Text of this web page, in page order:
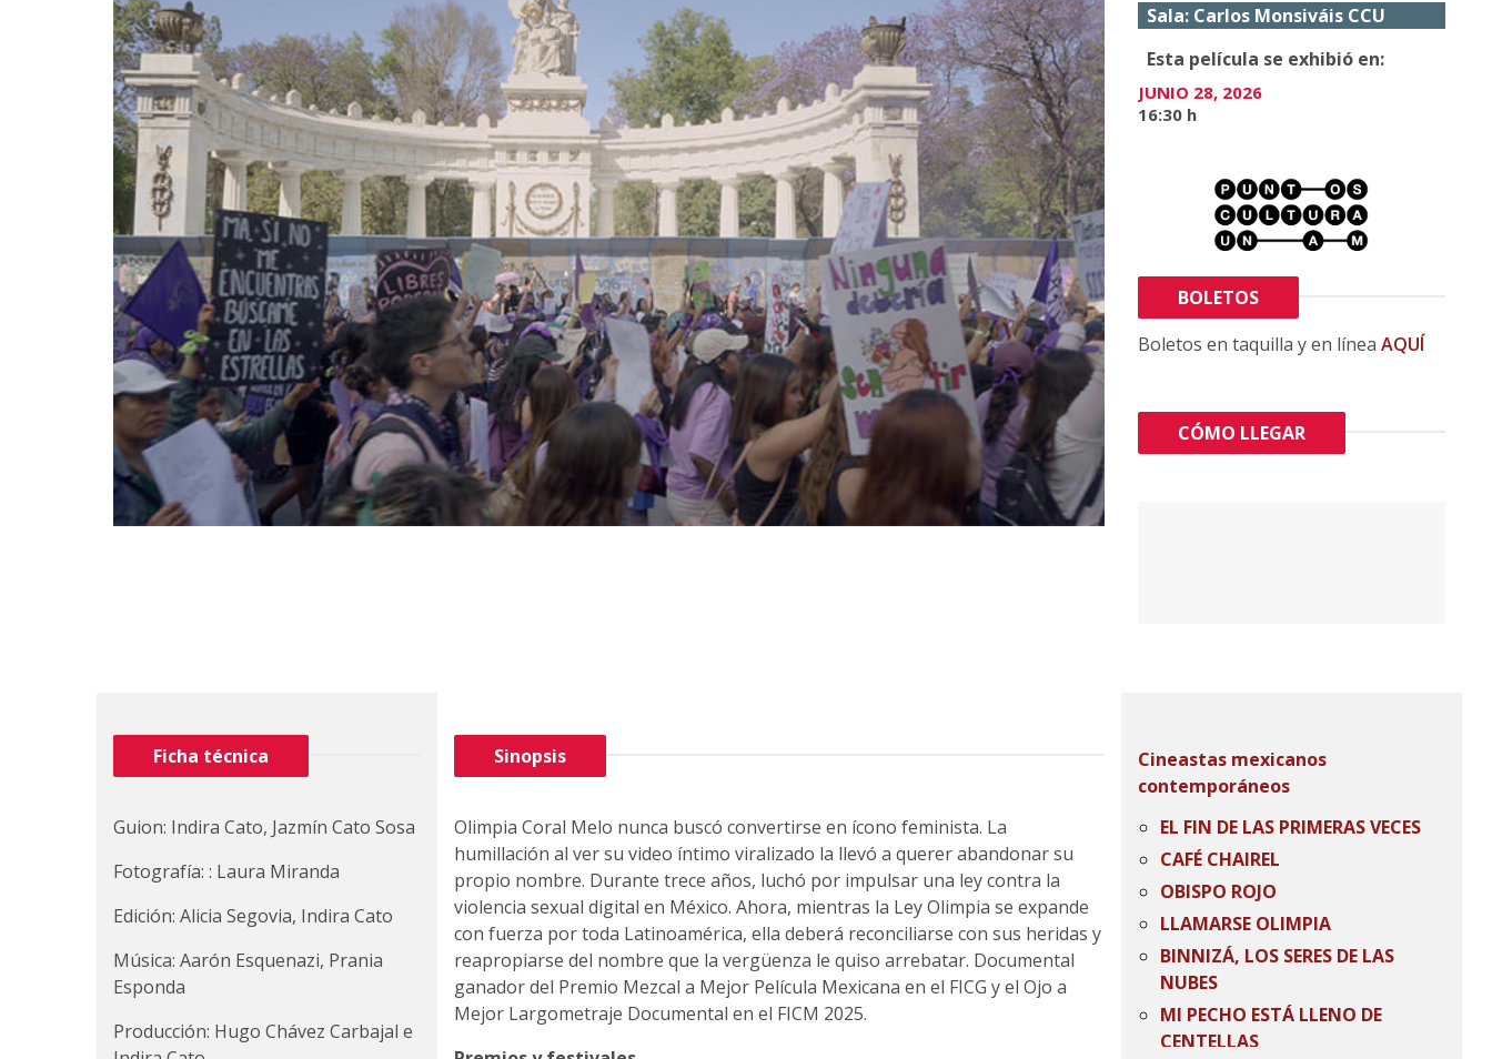
Sala: Carlos Monsiváis CCU
Esta película se exhibió en:
JUNIO 28, 2026
16:30 h
Sala: Cinematógrafo del Chopo
Esta película se exhibió en:
16:30 h
BOLETOS
Boletos en taquilla y en línea AQUÍ
CÓMO LLEGAR
Ficha técnica
Guion: Indira Cato, Jazmín Cato Sosa
Fotografía: : Laura Miranda
Edición: Alicia Segovia, Indira Cato
Música: Aarón Esquenazi, Prania
Esponda
Producción: Hugo Chávez Carbajal e
Sinopsis
Olimpia Coral Melo nunca buscó convertirse en ícono feminista. La
humillación al ver su video íntimo viralizado la llevó a querer abandonar su
propio nombre. Durante trece años, luchó por impulsar una ley contra la
violencia sexual digital en México. Ahora, mientras la Ley Olimpia se expande
con fuerza por toda Latinoamérica, ella deberá reconciliarse con sus heridas y
reapropiarse del nombre que la vergüenza le quiso arrebatar. Documental
ganador del Premio Mezcal a Mejor Película Mexicana en el FICG y el Ojo a
Mejor Largometraje Documental en el FICM 2025.
Cineastas mexicanos
contemporáneos
EL FIN DE LAS PRIMERAS VECES
CAFÉ CHAIREL
OBISPO ROJO
LLAMARSE OLIMPIA
BINNIZÁ, LOS SERES DE LAS
NUBES
MI PECHO ESTÁ LLENO DE
CENTELLAS